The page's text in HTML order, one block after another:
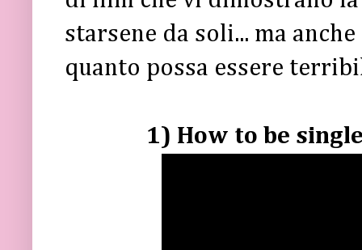
starsene da soli... ma
quanto possa essere
1) How to be